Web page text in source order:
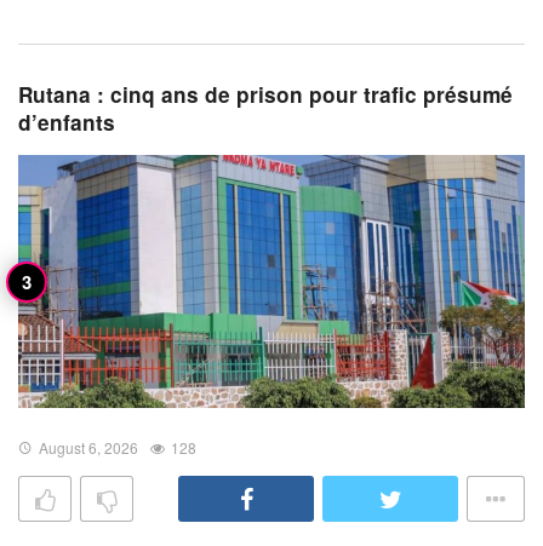
Rutana : cinq ans de prison pour trafic présumé
d’enfants
August 6, 2026 128